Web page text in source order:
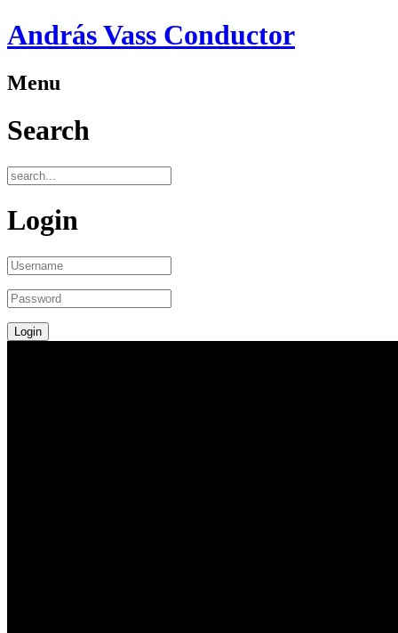
András Vass Conductor
Menu
Search
Login